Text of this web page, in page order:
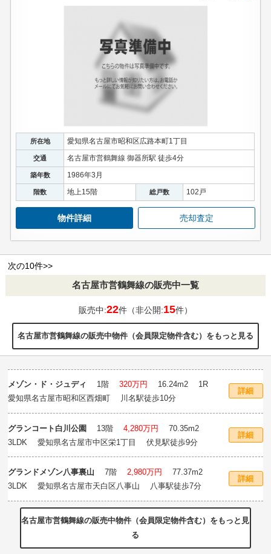
所在地 愛知県名古屋市昭和区広路本町1丁目
交通 名古屋市営鶴舞線 御器所駅 徒歩4分
築年数 1986年3月
階数 地上15階 総戸数 102戸
物件詳細 売却査定
次の10件>>
名古屋市営鶴舞線の販売中一覧
販売中:22件（非公開:15件）
名古屋市営鶴舞線の販売中物件（会員限定物件含む）をもっと見る
メゾン・ド・ジュディ 1階320万円 16.24m2
愛知県名古屋市昭和区西畑町 川名駅徒歩10分
詳細
グランコート白川公園 13階4,280万円 70.35m2
3LDK 愛知県名古屋市中区栄1丁目 伏見駅徒歩9分
詳細
グランドメゾン八事裏山 7階 2,980万円 77.37m2
3LDK 愛知県名古屋市天白区八事山 八事駅徒歩7分
詳細
名古屋市営鶴舞線の販売中物件（会員限定物件含む）をもっと見
る